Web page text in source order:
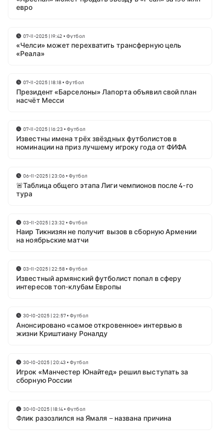
евро
07-11-2025 | 19:42 •Футбол
«Челси» может перехватить трансферную цель
«Реала»
07-11-2025 | 18:18•Футбол
Президент «Барселоны» Лапорта объявил свой план
насчёт Месси
07-11-2025 | 16:23 •Футбол
Известны имена трёх звёздных футболистов в
номинации на приз лучшему игроку года от ФИФА
06-11-2025 | 23:06•Футбол
🚨Таблица общего этапа Лиги чемпионов после 4-го
тура
03-11-2025 | 23:32 •Футбол
Наир Тикнизян не получит вызов в сборную Армении
на ноябрьские матчи
03-11-2025 | 22:58•Футбол
Известный армянский футболист попал в сферу
интересов топ-клубам Европы
30-10-2025 | 22:57•Футбол
Анонсировано «самое откровенное» интервью в
жизни Криштиану Роналду
30-10-2025 | 20:43 •Футбол
Игрок «Манчестер Юнайтед» решил выступать за
сборную России
30-10-2025 | 18:14•Футбол
Флик разозлился на Ямаля – названа причина